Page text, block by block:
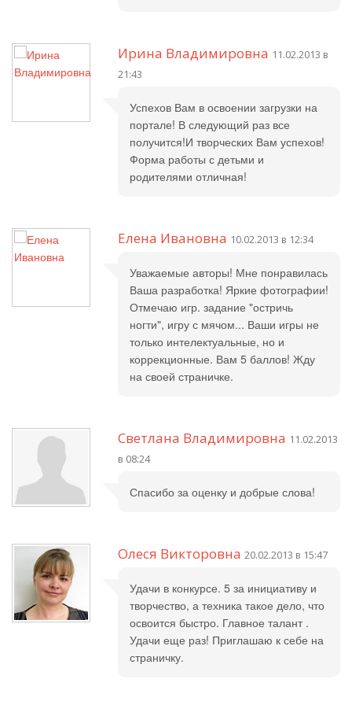
Ирина Владимировна 11.02.2013 в
21:43
Успехов Вам в освоении загрузки на
портале! В следующий раз все
получится!И творческих Вам успехов!
Форма работы с детьми и
родителями отличная!
Елена Ивановна 10.02.2013 в 12:34
Уважаемые авторы! Мне понравилась
Ваша разработка! Яркие фотографии!
Отмечаю игр. задание "остричь
ногти", игру с мячом... Ваши игры не
только интелектуальные, но и
коррекционные. Вам 5 баллов! Жду
на своей страничке.
Cветлана Владимировна 11.02.2013
в 08:24
Спасибо за оценку и добрые слова!
Олеся Викторовна 20.02.2013 в 15:47
Удачи в конкурсе. 5 за инициативу и
творчество, а техника такое дело, что
освоится быстро. Главное талант .
Удачи еще раз! Приглашаю к себе на
страничку.